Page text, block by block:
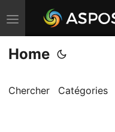
B
a
s
u
Home
Chercher Catégories